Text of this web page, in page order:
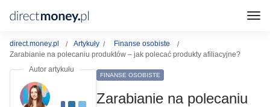
direct.money.pl Artykuły
Finanse osobiste
Zarabianie na polecaniu produktów – jak polecać produkty afiliacyjne?
FINANSE OSOBISTE
Zarabianie na polecaniu